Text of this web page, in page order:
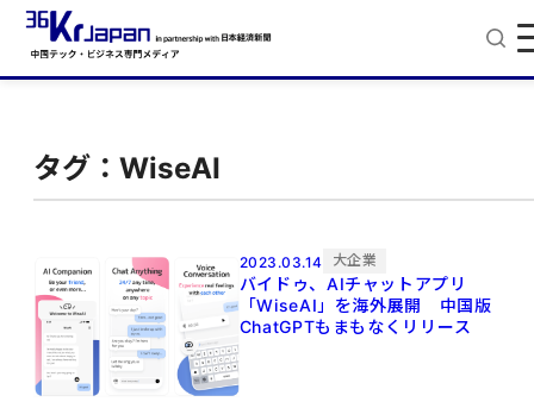
タグ：WiseAI
2023.03.14 大企業
バイドゥ、AIチャットアプリ
「WiseAI」を海外展開 中国版
ChatGPTもまもなくリリース